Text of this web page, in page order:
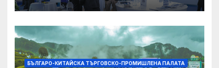
БЪЛГАРО-КИТАЙСКА ТЪРГОВСКО-ПРОМИШЛЕНА ПАЛАТА